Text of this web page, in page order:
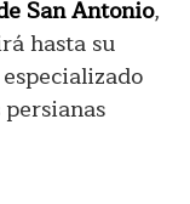
San Antonio,
hasta su